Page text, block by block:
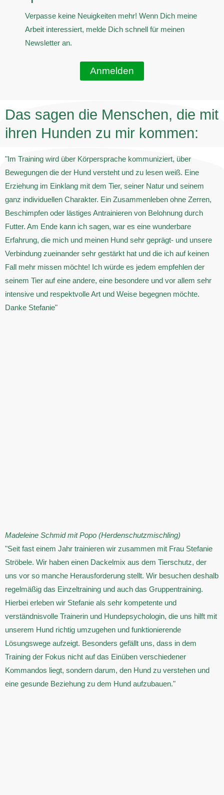
Verpasse keine Neuigkeiten mehr! Wenn Dich meine
Arbeit interessiert, melde Dich schnell für meinen
Newsletter an.
Anmelden
Das sagen die Menschen, die mit
ihren Hunden zu mir kommen:
"Im Training wird über Körpersprache kommuniziert, über
Bewegungen die der Hund versteht und zu lesen weiß. Eine
Erziehung im Einklang mit dem Tier, seiner Natur und seinem
ganz individuellen Charakter. Ein Zusammenleben ohne Zerren,
Beschimpfen oder lästiges Antrainieren von Belohnung durch
Futter. Am Ende kann ich sagen, war es eine wunderbare
Erfahrung, die mich und meinen Hund sehr geprägt- und unsere
Verbindung zueinander sehr gestärkt hat und die ich auf keinen
Fall mehr missen möchte! Ich würde es jedem empfehlen der
seinem Tier auf eine andere, eine besondere und vor allem sehr
intensive und respektvolle Art und Weise begegnen möchte.
Danke Stefanie"
Madeleine Schmidmit Popo (Herdenschutzmischling)
"Seit fast einem Jahr trainieren wir zusammen mit Frau Stefanie
Ströbele. Wir haben einen Dackelmix aus dem Tierschutz, der
uns vor so manche Herausforderung stellt. Wir besuchen deshalb
regelmäßig das Einzeltraining und auch das Gruppentraining.
Hierbei erleben wir Stefanie als sehr kompetente und
verständnisvolle Trainerin und Hundepsychologin, die uns hilft mit
unserem Hund richtig umzugehen und funktionierende
Lösungswege aufzeigt. Besonders gefällt uns, dass in dem
Training der Fokus nicht auf das Einüben verschiedener
Kommandos liegt, sondern darum, den Hund zu verstehen und
eine gesunde Beziehung zu dem Hund aufzubauen."